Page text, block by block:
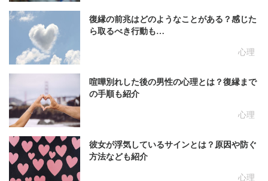
心理
復縁の前兆はどのようなことがある？感じた
ら取るべき行動も…
心理
喧嘩別れした後の男性の心理とは？復縁まで
の手順も紹介
心理
彼女が浮気しているサインとは？原因や防ぐ
方法なども紹介